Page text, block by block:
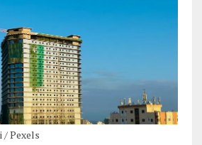
/ Pexels